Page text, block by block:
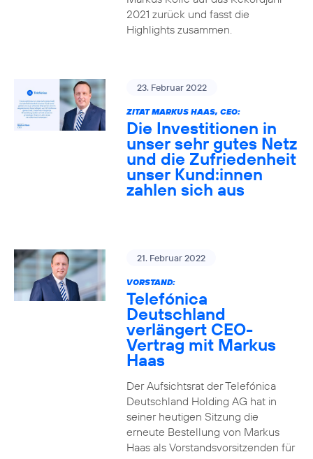
2021 zurück und fasst die
Highlights zusammen.
23. Februar 2022
ZITAT MARKUS HAAS, CEO:
Die Investitionen in
unser sehr gutes Netz
und die Zufriedenheit
unser Kund:innen
zahlen sich aus
21. Februar 2022
VORSTAND:
Telefónica
Deutschland
verlängert CEO-
Vertrag mit Markus
Haas
Der Aufsichtsrat der Telefónica
Deutschland Holding AG hat in
seiner heutigen Sitzung die
erneute Bestellung von Markus
Haas als Vorstandsvorsitzenden für